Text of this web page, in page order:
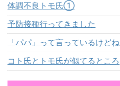
体調不良トモ氏①
予防接種行ってきました
「パパ」って言っているけどね
コト氏とトモ氏が似てるところ